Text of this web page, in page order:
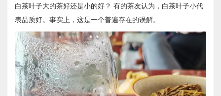
白茶叶子大的茶好还是小的好？ 有的茶友认为，白茶叶子小代
表品质好。事实上，这是一个普遍存在的误解。